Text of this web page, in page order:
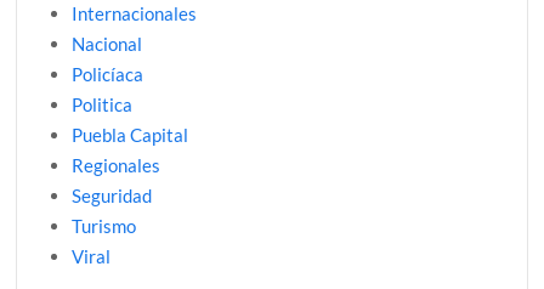
Internacionales
Nacional
Policíaca
Politica
Puebla Capital
Regionales
Seguridad
Turismo
Viral